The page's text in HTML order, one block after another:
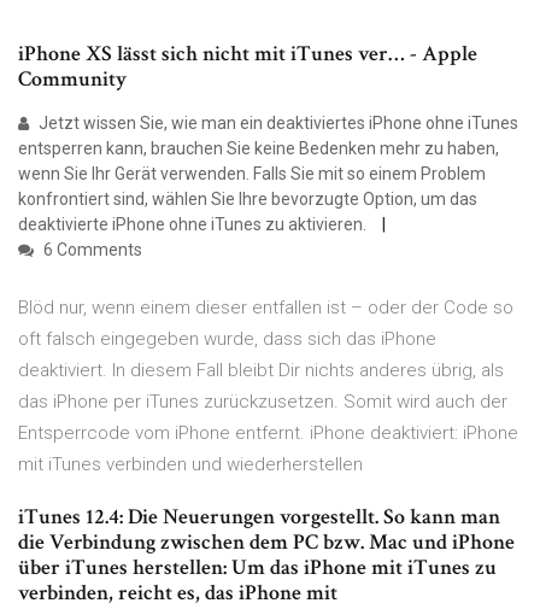
iPhone XS lässt sich nicht mit iTunes ver… - Apple
Community
Jetzt wissen Sie, wie man ein deaktiviertes iPhone ohne iTunes
entsperren kann, brauchen Sie keine Bedenken mehr zu haben,
wenn Sie Ihr Gerät verwenden. Falls Sie mit so einem Problem
konfrontiert sind, wählen Sie Ihre bevorzugte Option, um das
deaktivierte iPhone ohne iTunes zu aktivieren.
6 Comments
Blöd nur, wenn einem dieser entfallen ist – oder der Code so
oft falsch eingegeben wurde, dass sich das iPhone
deaktiviert. In diesem Fall bleibt Dir nichts anderes übrig, als
das iPhone per iTunes zurückzusetzen. Somit wird auch der
Entsperrcode vom iPhone entfernt. iPhone deaktiviert: iPhone
mit iTunes verbinden und wiederherstellen
iTunes 12.4: Die Neuerungen vorgestellt. So kann man
die Verbindung zwischen dem PC bzw. Mac und iPhone
über iTunes herstellen: Um das iPhone mit iTunes zu
verbinden, reicht es, das iPhone mit